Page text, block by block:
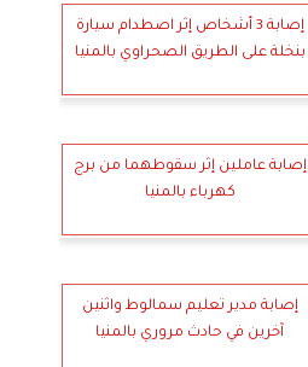
إصابة 3 أشخاص إثر اصطدام سيارة
بنخلة على الطريق الصحراوي بالمنيا
إصابة عاملين إثر سقوطهما من برج
كهرباء بالمنيا
إصابة مدير تعليم سمالوط واثنين
آخرين في حادث مروري بالمنيا